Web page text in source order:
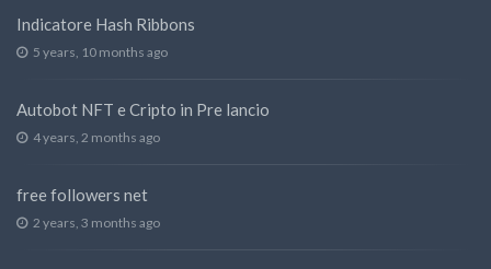
Indicatore Hash Ribbons
5 years, 10 months ago
Autobot NFT e Cripto in Pre lancio
4 years, 2 months ago
free followers net
2 years, 3 months ago